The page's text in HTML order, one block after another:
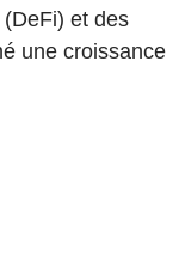
et des
une croissance